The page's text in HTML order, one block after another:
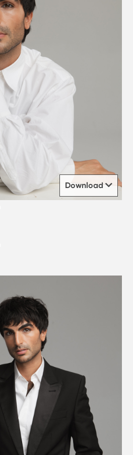
Download